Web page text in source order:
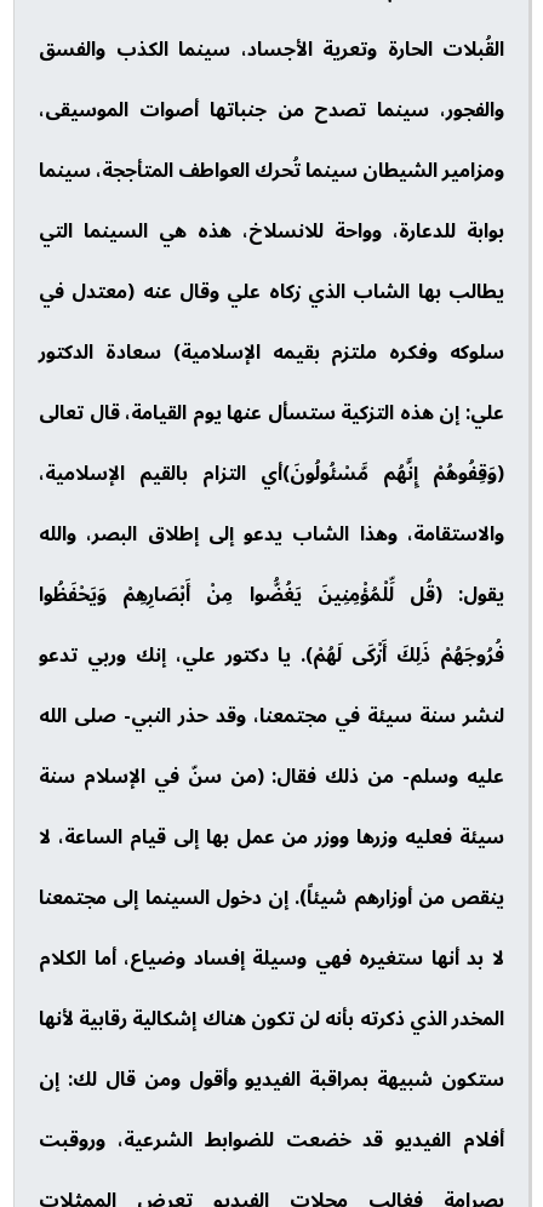
القُبلات الحارة وتعرية الأجساد، سينما الكذب والفسق
والفجور، سينما تصدح من جنباتها أصوات الموسيقى،
ومزامير الشيطان سينما تُحرك العواطف المتأججة، سينما
بوابة للدعارة، وواحة للانسلاخ، هذه هي السينما التي
يطالب بها الشاب الذي زكاه علي وقال عنه (معتدل في
سلوكه وفكره ملتزم بقيمه الإسلامية) سعادة الدكتور
علي: إن هذه التزكية ستسأل عنها يوم القيامة، قال تعالى
(وَقِفُوهُمْ إِنَّهُم مَّسْئُولُونَ)أي التزام بالقيم الإسلامية،
والاستقامة، وهذا الشاب يدعو إلى إطلاق البصر، والله
يقول: (قُل لِّلْمُؤْمِنِينَ يَغُضُّوا مِنْ أَبْصَارِهِمْ وَيَحْفَظُوا
فُرُوجَهُمْ ذَلِكَ أَزْكَى لَهُمْ). يا دكتور علي، إنك وربي تدعو
لنشر سنة سيئة في مجتمعنا، وقد حذر النبي- صلى الله
عليه وسلم- من ذلك فقال: (من سنّ في الإسلام سنة
سيئة فعليه وزرها ووزر من عمل بها إلى قيام الساعة، لا
ينقص من أوزارهم شيئاً). إن دخول السينما إلى مجتمعنا
لا بد أنها ستغيره فهي وسيلة إفساد وضياع، أما الكلام
المخدر الذي ذكرته بأنه لن تكون هناك إشكالية رقابية لأنها
ستكون شبيهة بمراقبة الفيديو وأقول ومن قال لك: إن
أفلام الفيديو قد خضعت للضوابط الشرعية، وروقبت